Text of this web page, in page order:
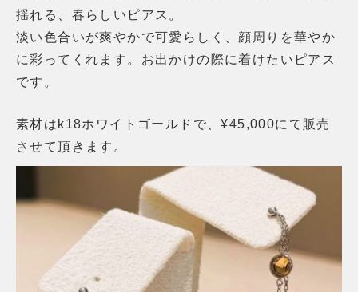
揺れる、春らしいピアス。
淡い色合いが爽やかで可愛らしく、顔周りを華やか
に彩ってくれます。 お出かけの際に着けたいピアス
です。
素材はk18ホワイトゴールドで、¥45,000にて販売
させて頂きます。